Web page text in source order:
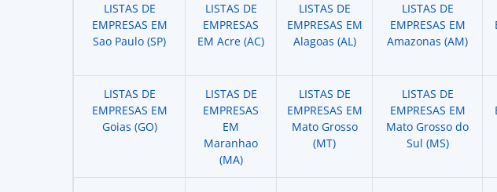
LISTAS DE
EMPRESAS EM
Sao Paulo (SP)
LISTAS DE
EMPRESAS
EM Acre (AC)
LISTAS DE
EMPRESAS EM
Alagoas (AL)
LISTAS DE
EMPRESAS EM
Amazonas (AM)
LISTAS DE
EMPRESAS EM
Goias (GO)
LISTAS DE
EMPRESAS
EM
Maranhao
(MA)
LISTAS DE
EMPRESAS EM
Mato Grosso
(MT)
LISTAS DE
EMPRESAS EM
Mato Grosso do
Sul (MS)